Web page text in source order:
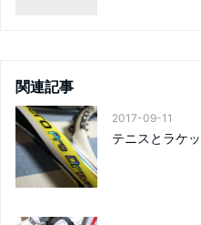
関連記事
2017-09-11
テニスとラケ